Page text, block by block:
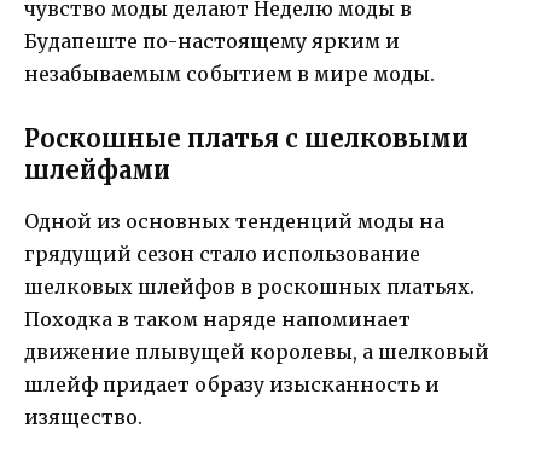
чувство моды делают Неделю моды в
Будапеште по-настоящему ярким и
незабываемым событием в мире моды.
Роскошные платья с шелковыми
шлейфами
Одной из основных тенденций моды на
грядущий сезон стало использование
шелковых шлейфов в роскошных платьях.
Походка в таком наряде напоминает
движение плывущей королевы, а шелковый
шлейф придает образу изысканность и
изящество.